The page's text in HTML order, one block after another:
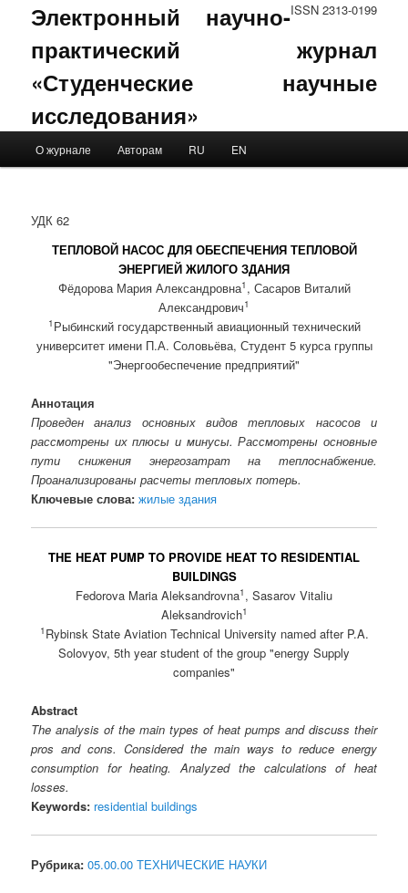
ISSN 2313-0199
Электронный научно-
практический журнал
«Студенческие научные
исследования»
Skip to primary content
Skip to secondary content
О журнале Авторам RU EN
УДК 62
ТЕПЛОВОЙ НАСОС ДЛЯ ОБЕСПЕЧЕНИЯ ТЕПЛОВОЙ
ЭНЕРГИЕЙ ЖИЛОГО ЗДАНИЯ
Фёдорова Мария Александровна1 , Сасаров Виталий
Александрович1
1 Рыбинский государственный авиационный технический
университет имени П.А. Соловьёва, Студент 5 курса группы
"Энергообеспечение предприятий"
Аннотация
Проведен анализ основных видов тепловых насосов и
рассмотрены их плюсы и минусы. Рассмотрены основные
пути снижения энергозатрат на теплоснабжение.
Проанализированы расчеты тепловых потерь.
Ключевые слова: жилые здания
THE HEAT PUMP TO PROVIDE HEAT TO RESIDENTIAL
BUILDINGS
Fedorova Maria Aleksandrovna1 , Sasarov Vitaliu
Aleksandrovich1
1 Rybinsk State Aviation Technical University named after P.A.
Solovyov, 5th year student of the group "energy Supply
companies"
Abstract
The analysis of the main types of heat pumps and discuss their
pros and cons. Considered the main ways to reduce energy
consumption for heating. Analyzed the calculations of heat
losses.
Keywords: residential buildings
Рубрика: 05.00.00 ТЕХНИЧЕСКИЕ НАУКИ